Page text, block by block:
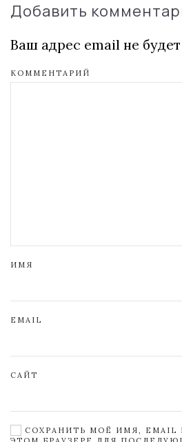
Добавить
Ваш адрес email не
КОММЕНТАРИЙ
ИМЯ
EMAIL
САЙТ
СОХРАНИТЬ МОЁ ИМЯ, EMAIL